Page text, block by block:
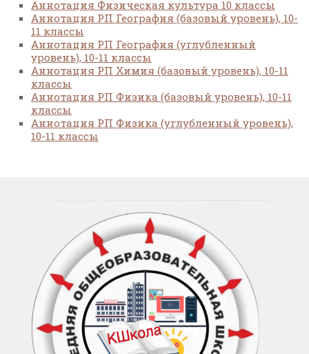
Аннотация Физическая культура 10 классы
Аннотация РП География (базовый уровень), 10-
11 классы
Аннотация РП География (углубленный
уровень), 10-11 классы
Аннотация РП Химия (базовый уровень), 10-11
классы
Аннотация РП Физика (базовый уровень), 10-11
классы
Аннотация РП Физика (углубленный уровень),
10-11 классы